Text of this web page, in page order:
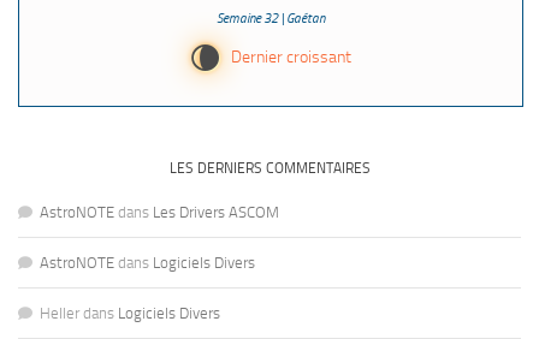
Semaine 32 | Gaétan
V Dernier croissant
LES DERNIERS COMMENTAIRES
AstroNOTE dans Les Drivers ASCOM
AstroNOTE dans Logiciels Divers
Heller dans Logiciels Divers